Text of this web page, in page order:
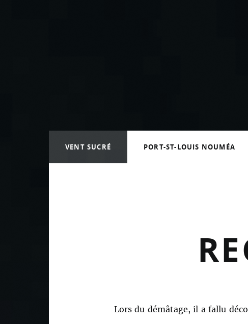
VENT SUCRÉ PORT-ST-LOUIS NOUMÉA
Lors du démâtage, il a fallu